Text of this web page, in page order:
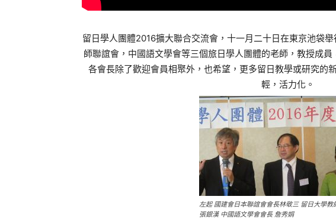
留日學人團體2016擴大聯合交流會，十一月二十日在東京池袋
師聯誼會，中國語文學會等三個旅日學人團體的老師，教授成
各會長除了歡迎會員相聚外，也希望，更多留日教學或研究的
輕，活力化。
左起 國建會日本聯誼會會長林敬三 留日大學教
張銀漢 中國語文學會會長 詹秀娟